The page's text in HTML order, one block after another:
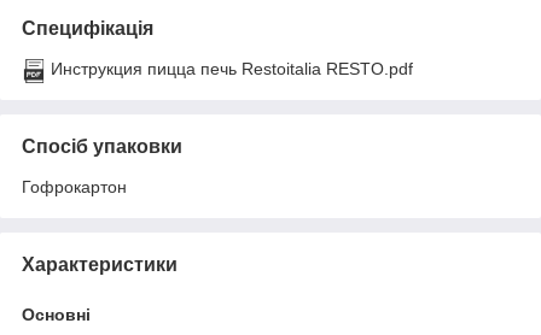
Специфікація
Инструкция пицца печь Restoitalia RESTO.pdf
Спосіб упаковки
Гофрокартон
Характеристики
Основні